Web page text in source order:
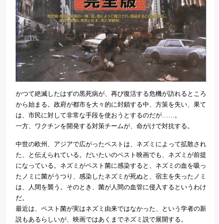
かつて絶滅したはずの黒死病が、再び復活する危機が訪れるところ
から始まる。政府が都市を大々的に封鎖する中、方策を失い、果て
は、市民に対して非常な手段を使おうとするのだが……。
一方、ワクチンを開発する対策チームが、命がけで対抗する。
中世の欧州、アジアで広がったペストは、ネズミによって拡散され
た、と伝えられている。だいたいのペスト映画でも、ネズミが前提
になっている。ネズミがペスト菌に感染すると、ネズミの血を吸っ
たノミに菌がうつり、感染したネズミが死ぬと、宿主を失ったノミ
は、人間を襲う。そのとき、菌が人間の血管に侵入するというわけ
だ。
最近は、ペスト菌が実はネズミ由来ではなかった、という学者の新
説もあるらしいが、映画ではあくまでネズミ説で展開する。